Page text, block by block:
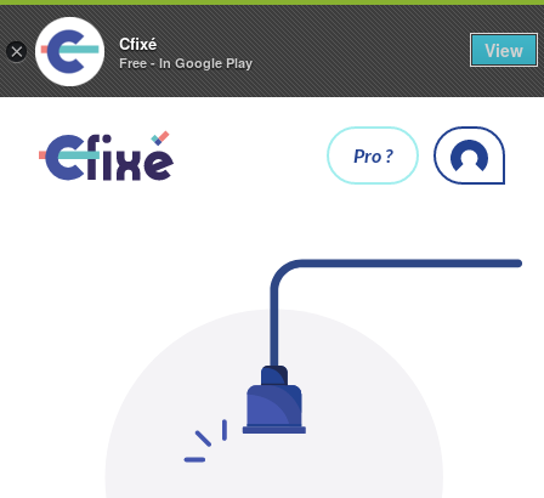
× Cfixé
Free - In Google Play
View
Pro ?